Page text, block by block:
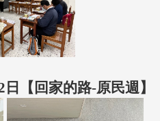
【回家的路-原民週】